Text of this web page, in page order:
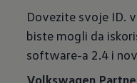
Dovezite svoje ID.
biste mogli da
software-a 2.4 i
Volkswagen